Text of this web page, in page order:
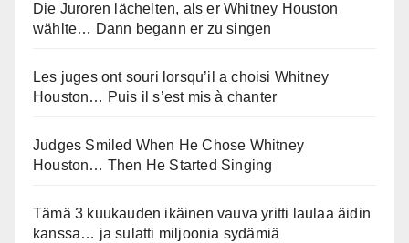
Die Juroren lächelten, als er Whitney Houston
wählte… Dann begann er zu singen
Les juges ont souri lorsqu’il a choisi Whitney
Houston… Puis il s’est mis à chanter
Judges Smiled When He Chose Whitney
Houston… Then He Started Singing
Tämä 3 kuukauden ikäinen vauva yritti laulaa äidin
kanssa… ja sulatti miljoonia sydämiä